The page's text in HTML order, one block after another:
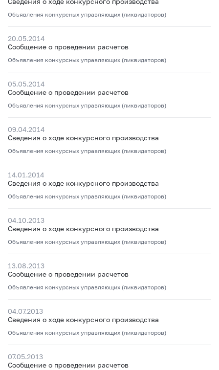
Объявления конкурсных управляющих (ликвидаторов)
20.05.2014
Сообщение о проведении расчетов
Объявления конкурсных управляющих (ликвидаторов)
05.05.2014
Сообщение о проведении расчетов
Объявления конкурсных управляющих (ликвидаторов)
09.04.2014
Сведения о ходе конкурсного производства
Объявления конкурсных управляющих (ликвидаторов)
14.01.2014
Сведения о ходе конкурсного производства
Объявления конкурсных управляющих (ликвидаторов)
04.10.2013
Сведения о ходе конкурсного производства
Объявления конкурсных управляющих (ликвидаторов)
13.08.2013
Сообщение о проведении расчетов
Объявления конкурсных управляющих (ликвидаторов)
04.07.2013
Сведения о ходе конкурсного производства
Объявления конкурсных управляющих (ликвидаторов)
07.05.2013
Сообщение о проведении расчетов